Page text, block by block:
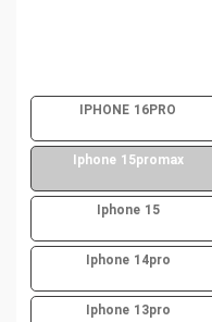
IPHONE 16PRO
Iphone 15promax
Iphone 15
Iphone 14pro
Iphone 13pro